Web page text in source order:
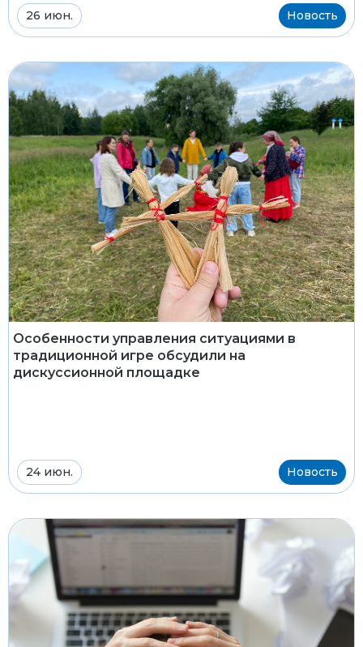
26 июн. Новость
Особенности управления ситуациями в
традиционной игре обсудили на
дискуссионной площадке
24 июн. Новость